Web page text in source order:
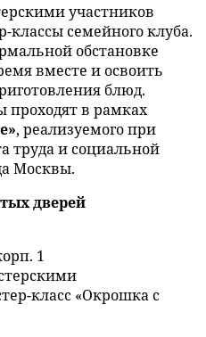
участников
семейного клуба.
обстановке
вместе и освоить
блюд.
проходят в рамках
, реализуемого при
труда и социальной
Москвы.
дверей
1
класс «Окрошка с